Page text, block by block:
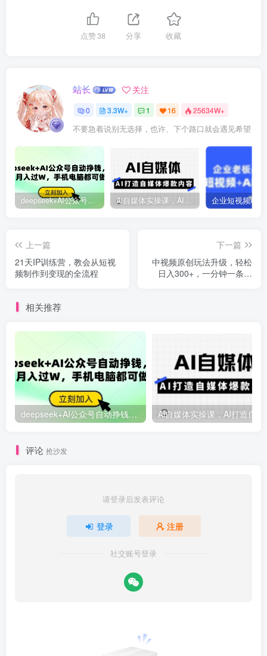
点赞38 分享 收藏
站长 关注
0 3.3W+ 1 16 25634W+
不要急着说别无选择，也许、下个路口就会遇见希望
deepseek+AI公众号自动挣钱，轻松月入过W，手机电脑都可做 Ai自媒体实操课，AI打造自媒体爆款内容
上一篇
21天IP训练营，教会从短视
频制作到变现的全流程
下一篇
中视频原创玩法升级，轻松
日入300+，一分钟一条作
相关推荐
deepseek+AI公众号自动挣钱，轻松月入过W，手机电脑都可做
评论 抢沙发
请登录后发表评论
登录 注册
社交账号登录